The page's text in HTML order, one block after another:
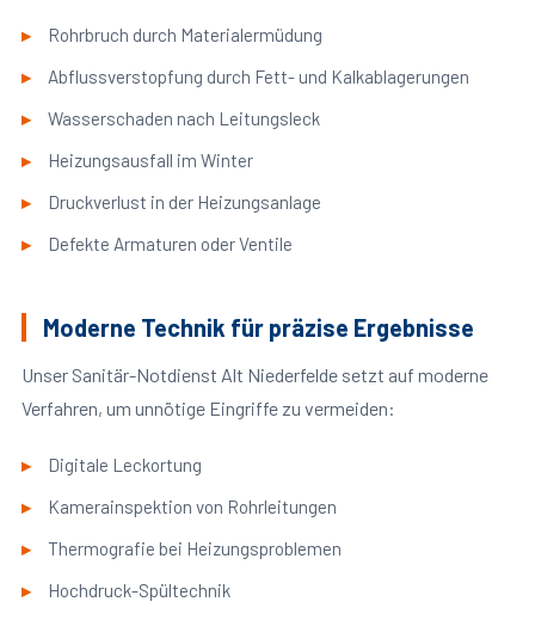
Rohrbruch durch Materialermüdung
Abflussverstopfung durch Fett- und Kalkablagerungen
Wasserschaden nach Leitungsleck
Heizungsausfall im Winter
Druckverlust in der Heizungsanlage
Defekte Armaturen oder Ventile
Moderne Technik für präzise Ergebnisse
Unser Sanitär-Notdienst Alt Niederfelde setzt auf moderne
Verfahren, um unnötige Eingriffe zu vermeiden:
Digitale Leckortung
Kamerainspektion von Rohrleitungen
Thermografie bei Heizungsproblemen
Hochdruck-Spültechnik